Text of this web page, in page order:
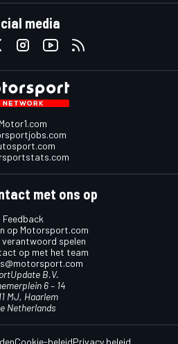
media
Motor1.com
met ons op
Feedback
op Motorsport.com
spelen
op met het team
B.V.
6 – 14
MJ, Haarlem
Netherlands
Cookie-beleidPrivacy beleid